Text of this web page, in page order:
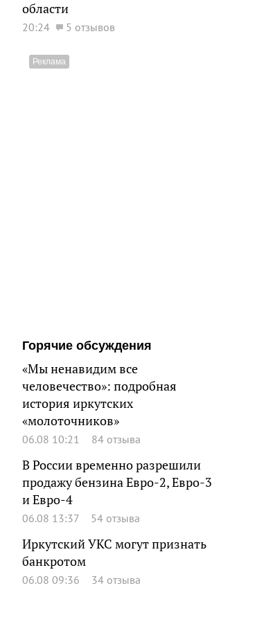
области
20:24 5 отзывов
Горячие обсуждения
«Мы ненавидим все
человечество»: подробная
история иркутских
«молоточников»
06.08 10:21 84 отзыва
В России временно разрешили
продажу бензина Евро-2, Евро-3
и Евро-4
06.08 13:37 54 отзыва
Иркутский УКС могут признать
банкротом
06.08 09:36 34 отзыва